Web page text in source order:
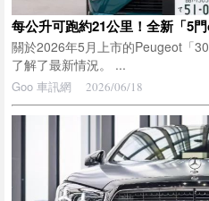
關於2026年5月上市的Peugeot「
了解了最新情況。 ...
Goo 車訊網 2026/06/18